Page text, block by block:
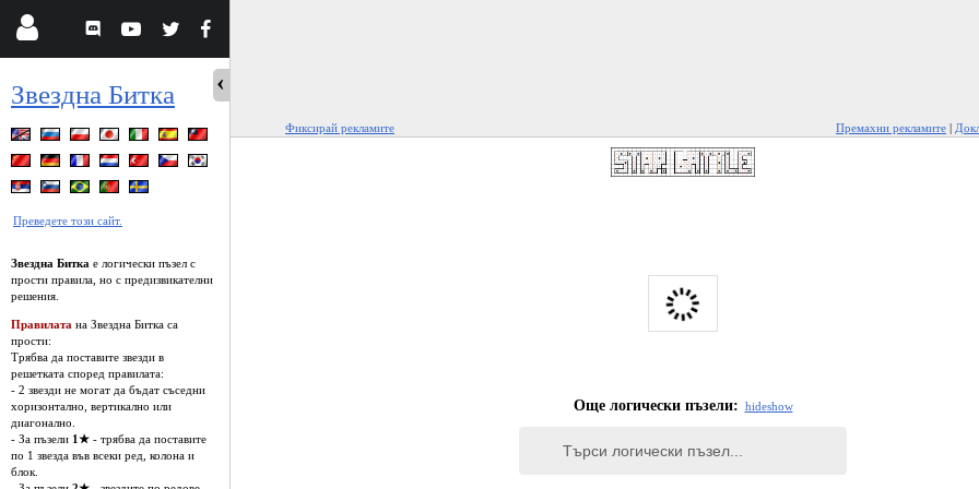
Звездна Битка
Преведете този сайт.
Звездна Битка е логически пъзел с
прости правила, но с предизвикателни
решения.
Правилата на Звездна Битка са
прости:
Трябва да поставите звезди в
решетката според правилата:
- 2 звезди не могат да бъдат съседни
хоризонтално, вертикално или
диагонално.
- За пъзели 1★ - трябва да поставите
по 1 звезда във всеки ред, колона и
блок.
Фиксирай рекламите Премахни рекламите |
Още логически пъзели: hideshow